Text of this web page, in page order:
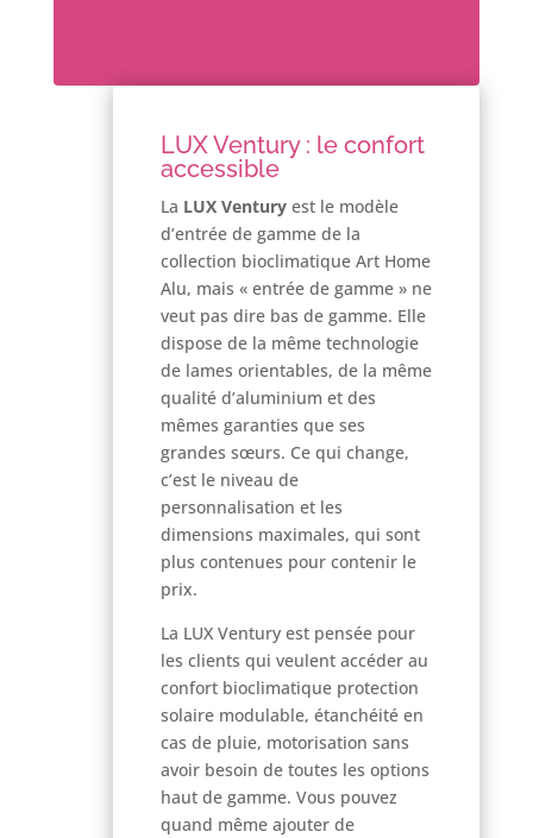
LUX Ventury : le confort
accessible
La LUX Venturyest le modèle
d’entrée de gamme de la
collection bioclimatique Art Home
Alu, mais « entrée de gamme » ne
veut pas dire bas de gamme. Elle
dispose de la même technologie
de lames orientables, de la même
qualité d’aluminium et des
mêmes garanties que ses
grandes sœurs. Ce qui change,
c’est le niveau de
personnalisation et les
dimensions maximales, qui sont
plus contenues pour contenir le
prix.
La LUX Ventury est pensée pour
les clients qui veulent accéder au
confort bioclimatique protection
solaire modulable, étanchéité en
cas de pluie, motorisation sans
avoir besoin de toutes les options
haut de gamme. Vous pouvez
quand même ajouter de